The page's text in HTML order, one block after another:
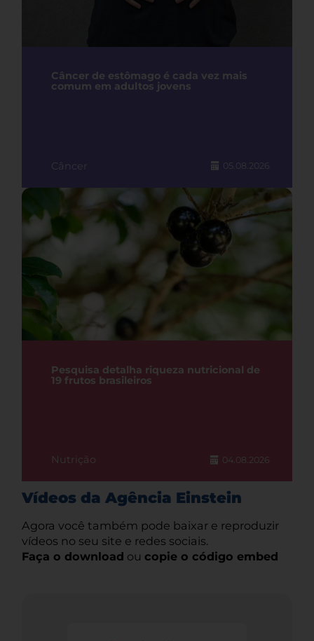
Câncer de estômago é cada vez mais
comum em adultos jovens
Câncer 05.08.2026
Pesquisa detalha riqueza nutricional de
19 frutos brasileiros
Nutrição 04.08.2026
Vídeos da Agência Einstein
Agora você também pode baixar e reproduzir
vídeos no seu site e redes sociais.
Faça o download ou copie o código embed